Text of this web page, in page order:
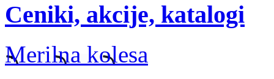
Ceniki, akcije, katalogi
Merilna kolesa